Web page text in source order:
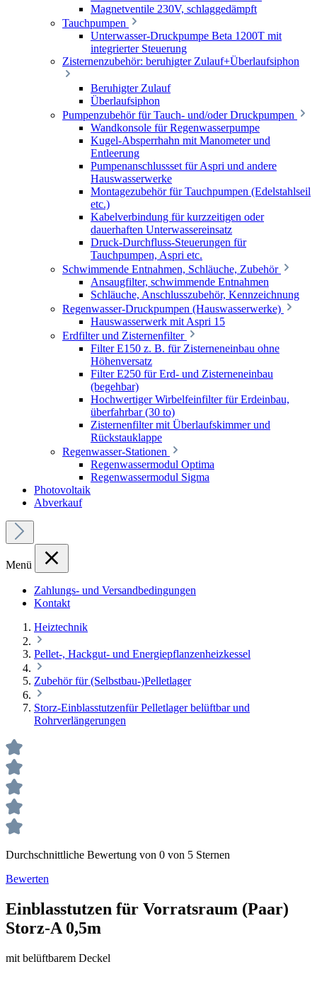
Magnetventile 230V, schlaggedämpft
Tauchpumpen
Unterwasser-Druckpumpe Beta 1200T mit
integrierter Steuerung
Zisternenzubehör: beruhigter Zulauf+Überlaufsiphon
Beruhigter Zulauf
Überlaufsiphon
Pumpenzubehör für Tauch- und/oder Druckpumpen
Wandkonsole für Regenwasserpumpe
Kugel-Absperrhahn mit Manometer und
Entleerung
Pumpenanschlussset für Aspri und andere
Hauswasserwerke
Montagezubehör für Tauchpumpen (Edelstahlseil
etc.)
Kabelverbindung für kurzzeitigen oder
dauerhaften Unterwassereinsatz
Druck-Durchfluss-Steuerungen für
Tauchpumpen, Aspri etc.
Schwimmende Entnahmen, Schläuche, Zubehör
Ansaugfilter, schwimmende Entnahmen
Schläuche, Anschlusszubehör, Kennzeichnung
Regenwasser-Druckpumpen (Hauswasserwerke)
Hauswasserwerk mit Aspri 15
Erdfilter und Zisternenfilter
Filter E150 z. B. für Zisterneneinbau ohne
Höhenversatz
Filter E250 für Erd- und Zisterneneinbau
(begehbar)
Hochwertiger Wirbelfeinfilter für Erdeinbau,
überfahrbar (30 to)
Zisternenfilter mit Überlaufskimmer und
Rückstauklappe
Regenwasser-Stationen
Regenwassermodul Optima
Regenwassermodul Sigma
Photovoltaik
Abverkauf
Menü
Zahlungs- und Versandbedingungen
Kontakt
Heiztechnik
Pellet-, Hackgut- und Energiepflanzenheizkessel
Zubehör für (Selbstbau-)Pelletlager
Storz-Einblasstutzenfür Pelletlager belüftbar und
Rohrverlängerungen
Durchschnittliche Bewertung von 0 von 5 Sternen
Bewerten
Einblasstutzen für Vorratsraum (Paar)
Storz-A 0,5m
mit belüftbarem Deckel